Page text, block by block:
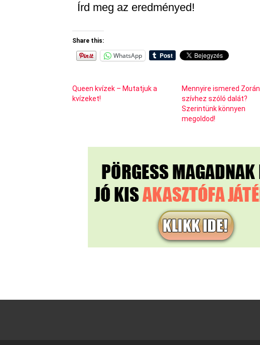
Írd meg az eredményed!
Share this:
WhatsApp
Queen kvízek – Mutatjuk a
kvízeket!
Mennyire ismered Zorán
szívhez szóló dalát?
Szerintünk könnyen
megoldod!